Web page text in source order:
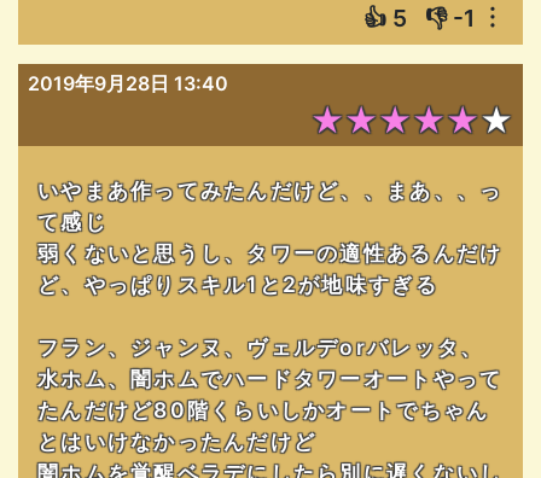
👍 5 👎 -1 ︙
2019年9月28日 13:40
★★★★★★
いやまあ作ってみたんだけど、、まあ、、っ
て感じ
弱くないと思うし、タワーの適性あるんだけ
ど、やっぱりスキル1と2が地味すぎる
フラン、ジャンヌ、ヴェルデorバレッタ、
水ホム、闇ホムでハードタワーオートやって
たんだけど80階くらいしかオートでちゃん
とはいけなかったんだけど